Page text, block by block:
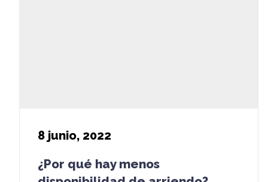
8 junio, 2022
¿Por qué hay menos